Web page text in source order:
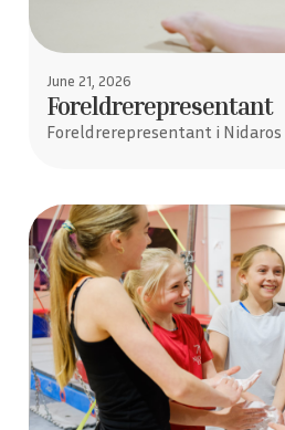
June 21, 2026
Foreldrerepresentant
Foreldrerepresentant i